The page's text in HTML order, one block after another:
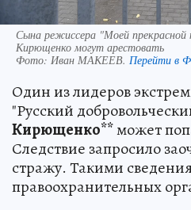
Сына режиссера "Моей
Кирющенко могут арестовать
Фото: Иван МАКЕЕВ. Перейти в
Один из лидеров
"Русский
Кирющенко**может
Следствие запросило
стражу. Такими
правоохранительных